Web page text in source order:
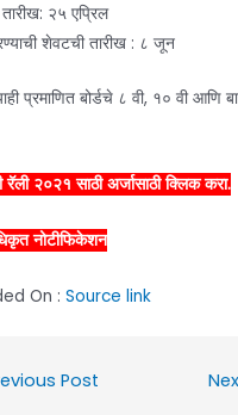
२५ एप्रिल
शेवटची तारीख : ८ जून
प्रमाणित बोर्डचे ८ वी, १० वी आणि
रॅली २०२१ साठी अर्जासाठी क्लिक करा.
नोटीफिकेशन
On :Source link
Post